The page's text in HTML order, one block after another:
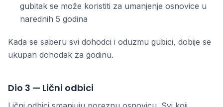
gubitak se može koristiti za umanjenje osnovice u
narednih 5 godina
Kada se saberu svi dohodci i oduzmu gubici, dobije se
ukupan dohodak za godinu.
Dio 3 — Lični odbici